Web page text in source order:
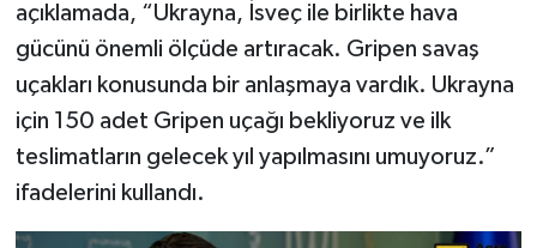
açıklamada, “Ukrayna, İsveç ile birlikte hava
gücünü önemli ölçüde artıracak. Gripen savaş
uçakları konusunda bir anlaşmaya vardık. Ukrayna
için 150 adet Gripen uçağı bekliyoruz ve ilk
teslimatların gelecek yıl yapılmasını umuyoruz.”
ifadelerini kullandı.